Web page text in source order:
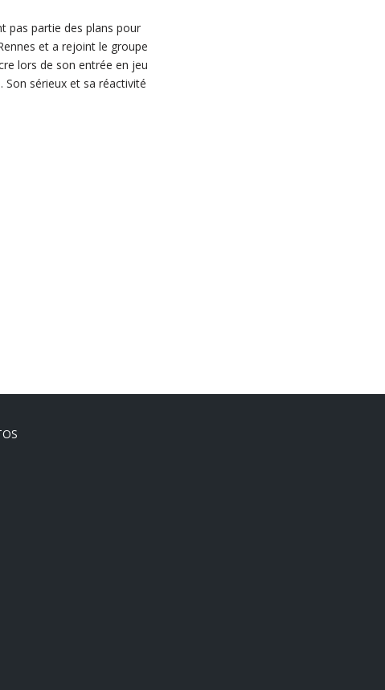
pas partie des plans pour
et a rejoint le groupe
lors de son entrée en jeu
Son sérieux et sa réactivité